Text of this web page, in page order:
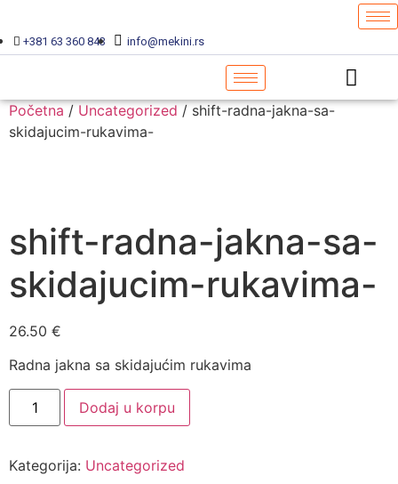
+381 63 360 843 info@mekini.rs
Početna / Uncategorized / shift-radna-jakna-sa-
skidajucim-rukavima-
shift-radna-jakna-sa-
skidajucim-rukavima-
26.50 €
Radna jakna sa skidajućim rukavima
Dodaj u korpu
Kategorija: Uncategorized